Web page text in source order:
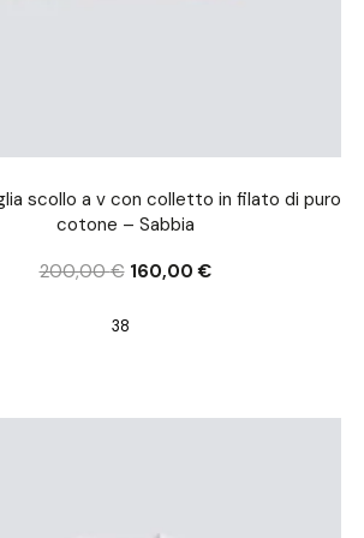
scollo a v con colletto in filato di puro
cotone – Sabbia
200,00€ 160,00€
38